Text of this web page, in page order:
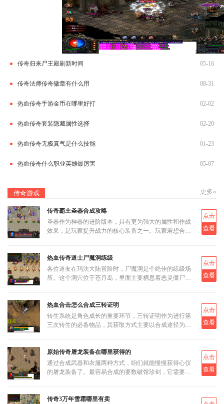
传奇归来尸王殿刷新时间 05-16
传奇法师传奇徽章有什么用 08-31
热血传奇手游金币在哪里好打 02-02
热血传奇套装隐藏属性选择 02-20
热血传奇无极真气是什么技能 01-23
热血传奇什么职业英雄最厉害 05-07
传奇游戏 更多»
传奇霸主圣器合成攻略
圣器作为神器的进阶版本，具有更为强大的属性和作战
效果，是玩家提升战力的核心装备之一。玩家若想合成
点击
查看
热血传奇道士尸魔洞练级
各位道友在玛法大陆冒险时，尸魔洞是个绝佳的练级场
所。这个洞穴位于苍月岛，里面主要栖息着恶灵僵尸和
点击
查看
热血合击怎么合成三转证明
转生系统是角色成长的重要环节，三转证明作为进行第
三次转生的必备物品，其获取方式主要以合成途径为
点击
查看
原始传奇屠龙装备在哪里获得的
通过合成武器和衣服两种方式，咱们就能慢慢获得心仪
的屠龙装备了。最容易合成的要数破馆珍剑，它需要的
点击
查看
传奇3万年雪霜哪里有卖